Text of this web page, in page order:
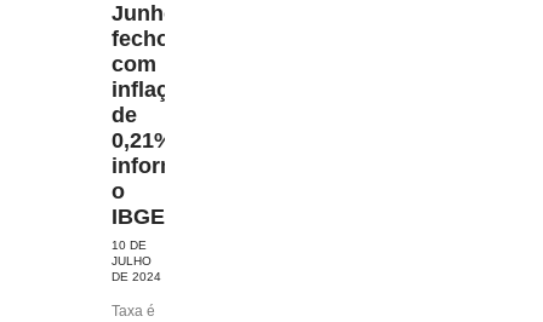
Junho
fechou
com
inflação
de
0,21%,
informa
o
IBGE
10 DE
JULHO
DE 2024
Taxa é